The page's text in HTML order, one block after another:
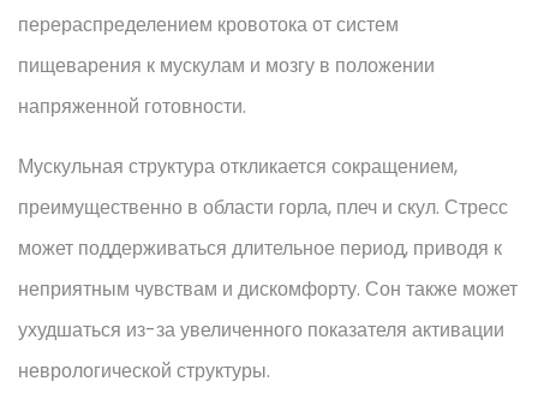
перераспределением кровотока от систем
пищеварения к мускулам и мозгу в положении
напряженной готовности.
Мускульная структура откликается сокращением,
преимущественно в области горла, плеч и скул. Стресс
может поддерживаться длительное период, приводя к
неприятным чувствам и дискомфорту. Сон также может
ухудшаться из-за увеличенного показателя активации
неврологической структуры.